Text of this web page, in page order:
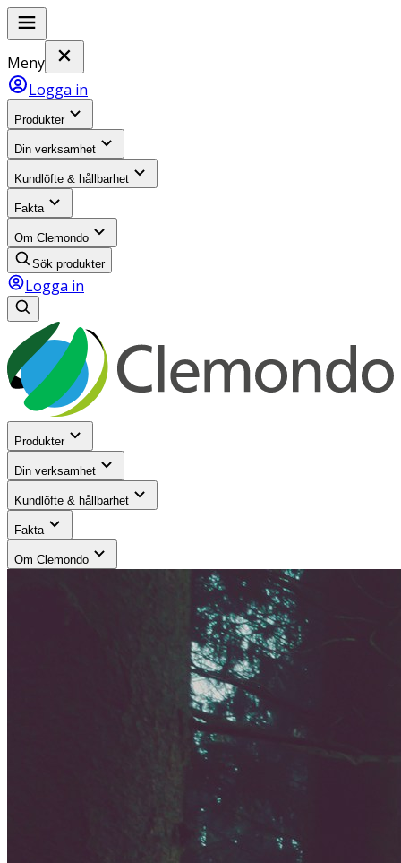
Meny
Logga in
Produkter
Din verksamhet
Kundlöfte & hållbarhet
Fakta
Om Clemondo
Sök produkter
Logga in
Produkter
Din verksamhet
Kundlöfte & hållbarhet
Fakta
Om Clemondo